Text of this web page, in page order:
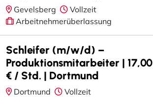
Gevelsberg
Vollzeit
Arbeitnehmerüberlassung
Schleifer (m/w/d) –
Produktionsmitarbeiter | 17,00
€ / Std. | Dortmund
Dortmund
Vollzeit